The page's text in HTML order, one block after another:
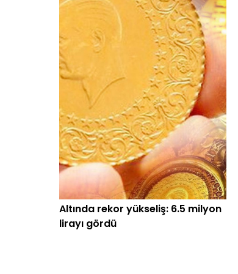
Altında rekor yükseliş: 6.5 milyon
lirayı gördü